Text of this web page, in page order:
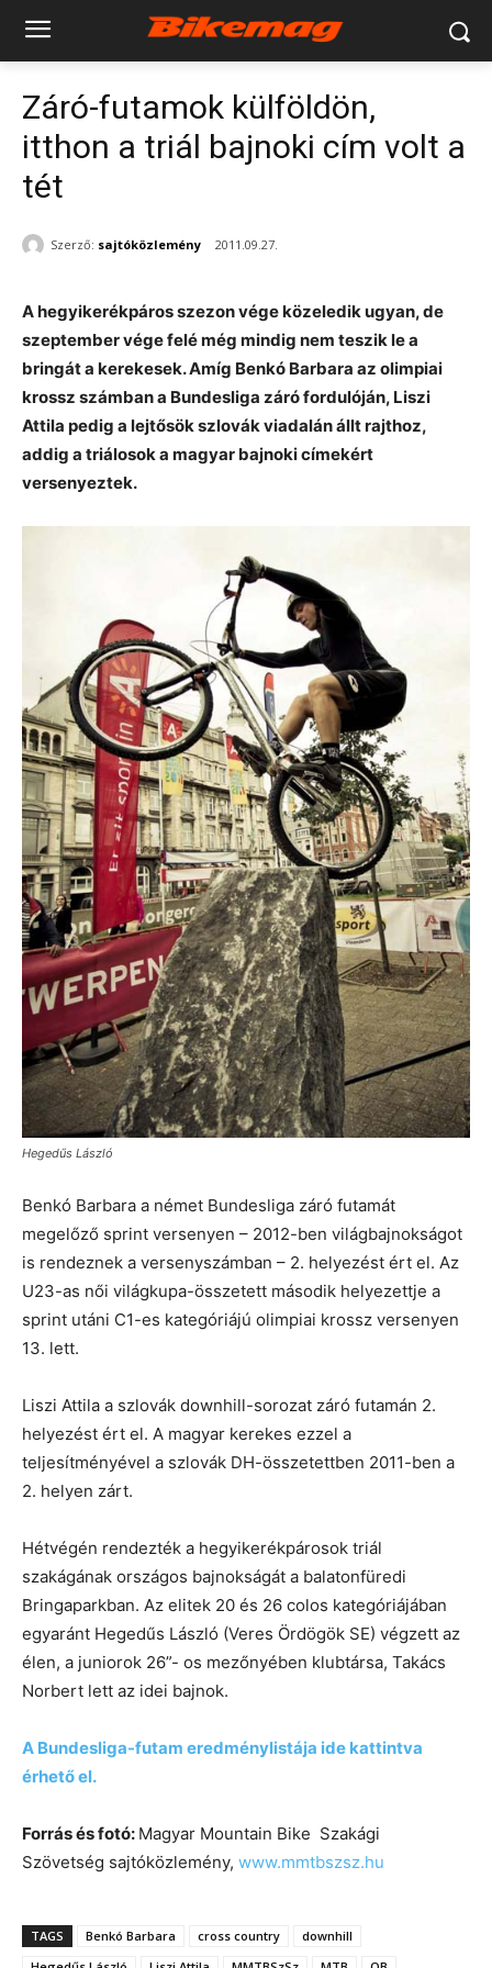
Záró-futamok külföldön,
itthon a triál bajnoki cím volt a
tét
Szerző: sajtóközlemény 2011.09.27.
A hegyikerékpáros szezon vége közeledik ugyan, de
szeptember vége felé még mindig nem teszik le a
bringát a kerekesek. Amíg Benkó Barbara az olimpiai
krossz számban a Bundesliga záró fordulóján, Liszi
Attila pedig a lejtősök szlovák viadalán állt rajthoz,
addig a triálosok a magyar bajnoki címekért
versenyeztek.
Hegedűs László
Benkó Barbara a német Bundesliga záró futamát
megelőző sprint versenyen – 2012-ben világbajnokságot
is rendeznek a versenyszámban – 2. helyezést ért el. Az
U23-as női világkupa-összetett második helyezettje a
sprint utáni C1-es kategóriájú olimpiai krossz versenyen
13. lett.
Liszi Attila a szlovák downhill-sorozat záró futamán 2.
helyezést ért el. A magyar kerekes ezzel a
teljesítményével a szlovák DH-összetettben 2011-ben a
2. helyen zárt.
Hétvégén rendezték a hegyikerékpárosok triál
szakágának országos bajnokságát a balatonfüredi
Bringaparkban. Az elitek 20 és 26 colos kategóriájában
egyaránt Hegedűs László (Veres Ördögök SE) végzett az
élen, a juniorok 26”- os mezőnyében klubtársa, Takács
Norbert lett az idei bajnok.
A Bundesliga-futam eredménylistája ide kattintva
érhető el.
Forrás és fotó: Magyar Mountain Bike Szakági
Szövetség sajtóközlemény, www.mmtbszsz.hu
TAGS Benkó Barbara cross country
downhill